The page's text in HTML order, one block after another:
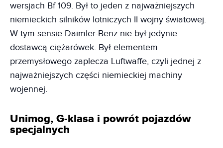
wersjach Bf 109. Był to jeden z najważniejszych
niemieckich silników lotniczych II wojny światowej.
W tym sensie Daimler-Benz nie był jedynie
dostawcą ciężarówek. Był elementem
przemysłowego zaplecza Luftwaffe, czyli jednej z
najważniejszych części niemieckiej machiny
wojennej.
Unimog, G-klasa i powrót pojazdów
specjalnych